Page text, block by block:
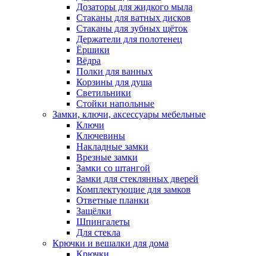
Дозаторы для жидкого мыла
Стаканы для ватных дисков
Стаканы для зубных щёток
Держатели для полотенец
Ёршики
Вёдра
Полки для ванных
Корзины для душа
Светильники
Стойки напольные
Замки, ключи, аксессуары мебельные
Ключи
Ключевины
Накладные замки
Врезные замки
Замки со штангой
Замки для стеклянных дверей
Комплектующие для замков
Ответные планки
Защёлки
Шпингалеты
Для стекла
Крючки и вешалки для дома
Крючки